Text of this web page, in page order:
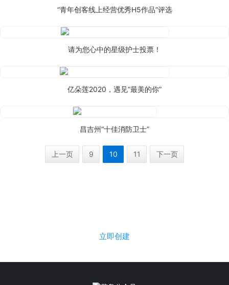
“青年创客线上经营优秀H5作品”评选
请为您心中的星级护士投票！
亿朵莲2020，遇见“最美的你”
昌吉州“十佳消防卫士”
上一页 9 10 11 下一页
立即创建